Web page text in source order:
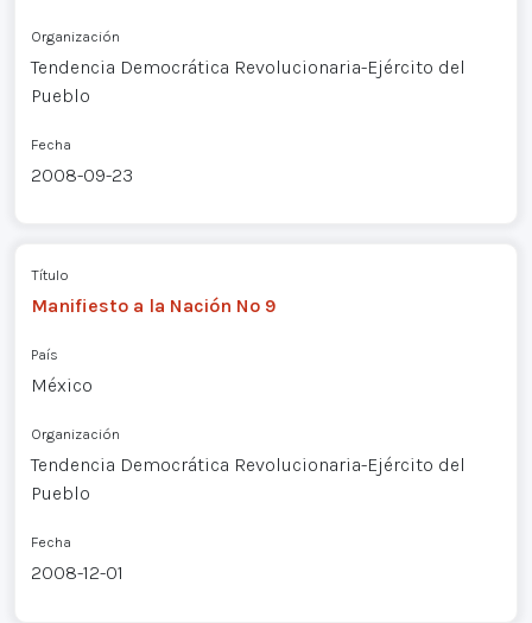
Organización
Tendencia Democrática Revolucionaria-Ejército del
Pueblo
Fecha
2008-09-23
Título
Manifiesto a la Nación Nº 9
País
México
Organización
Tendencia Democrática Revolucionaria-Ejército del
Pueblo
Fecha
2008-12-01